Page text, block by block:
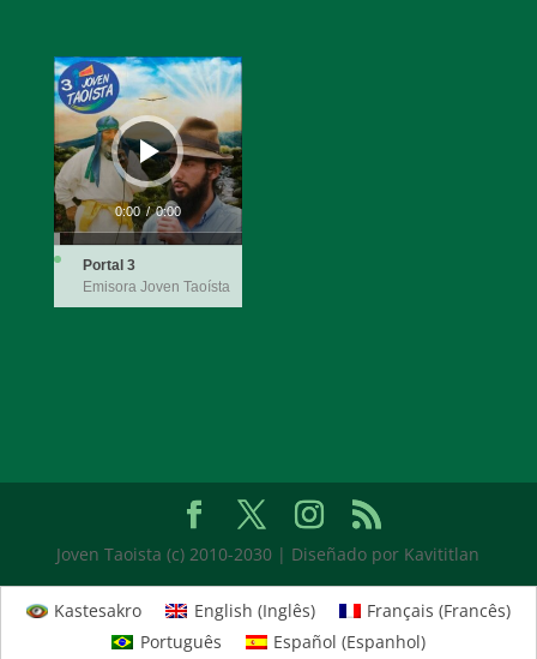
Audio
Player
0:00 / 0:00
Portal 3
Emisora Joven Taoísta
Joven Taoista (c) 2010-2030 | Diseñado por Kavititlan
Kastesakro English (Inglês) Français (Francês)
Português
Español (Espanhol)